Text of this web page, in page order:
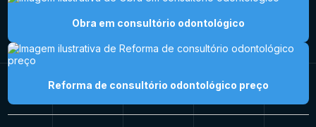
Obra em consultório odontológico
Reforma de consultório odontológico preço